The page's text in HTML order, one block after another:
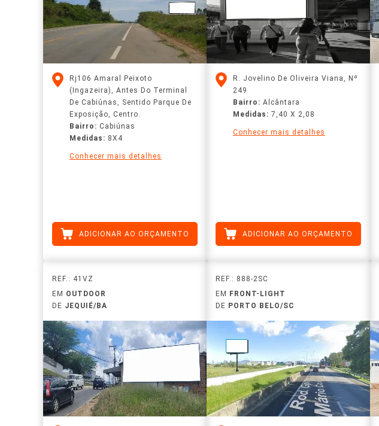
Rj106 Amaral Peixoto
(Ingazeira), Antes Do Terminal
De Cabiúnas, Sentido Parque De
Exposição, Centro.
Bairro: Cabiúnas
Medidas: 8X4
Conhecer mais detalhes
ADICIONAR AO ORÇAMENTO
R. Jovelino De Oliveira Viana, Nº
249
Bairro: Alcântara
Medidas: 7,40 X 2,08
Conhecer mais detalhes
ADICIONAR AO ORÇAMENTO
REF.: 41VZ
EM OUTDOOR
DE JEQUIÉ/BA
REF.: 888-2SC
EM FRONT-LIGHT
DE PORTO BELO/SC